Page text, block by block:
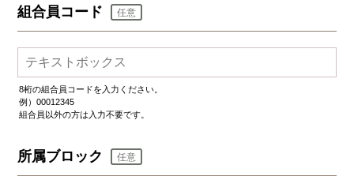
組合員コード 任意
8桁の組合員コードを入力ください。
例）00012345
組合員以外の方は入力不要です。
所属ブロック 任意